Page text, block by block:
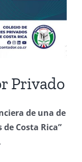
Privado
de una de
Costa Rica”